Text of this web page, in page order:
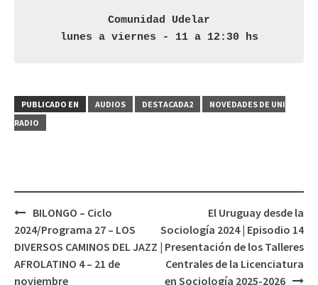
Comunidad Udelar
lunes a viernes - 11 a 12:30 hs
PUBLICADO EN AUDIOS DESTACADA2
NOVEDADES DE UNI
RADIO
Navegación
de
entradas
BILONGO – Ciclo
2024/Programa 27 – LOS
DIVERSOS CAMINOS DEL JAZZ
AFROLATINO 4 – 21 de
noviembre
El Uruguay desde la
Sociología 2024 | Episodio 14
| Presentación de los Talleres
Centrales de la Licenciatura
en Sociología 2025-2026